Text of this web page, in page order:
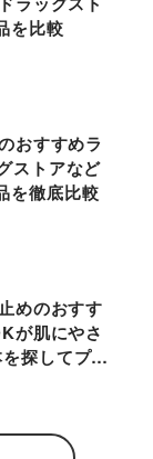
を比較
おすすめラ
ストアなど
を徹底比較
めのおすす
が肌にやさ
探してプロ